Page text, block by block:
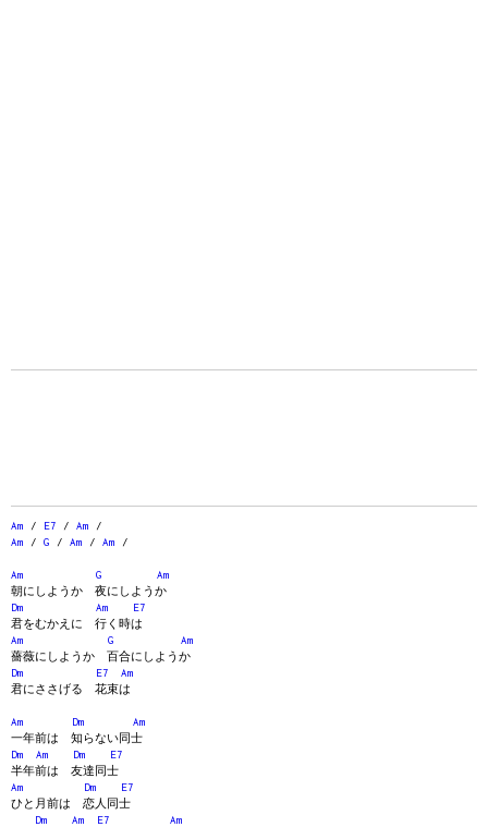
Am / E7 / Am /
Am / G / Am / Am /
Am G
Am
朝にしようか 夜にしようか
Dm
Am
E7
君をむかえに 行く時は
Am
G
Am
薔薇にしようか 百合にしようか
Dm
E7
Am
君にささげる 花束は
Am Dm
Am
一年前は 知らない同士
Dm
Am Dm
E7
半年前は 友達同士
Am
Dm
E7
ひと月前は 恋人同士
Dm
Am E7
Am